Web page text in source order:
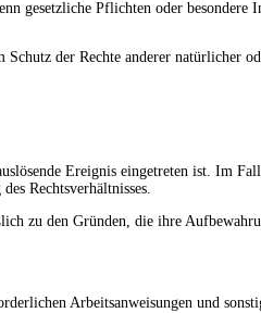
gesetzliche Pflichten oder besondere
Schutz der Rechte anderer natürlicher
Ereignis eingetreten ist. Im
Rechtsverhältnisses.
zu den Gründen, die ihre
Arbeitsanweisungen und